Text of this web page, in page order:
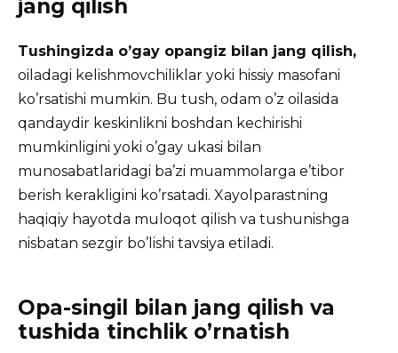
jang qilish
Tushingizda o’gay opangiz bilan jang qilish,
oiladagi kelishmovchiliklar yoki hissiy masofani
ko’rsatishi mumkin. Bu tush, odam o’z oilasida
qandaydir keskinlikni boshdan kechirishi
mumkinligini yoki o’gay ukasi bilan
munosabatlaridagi ba’zi muammolarga e’tibor
berish kerakligini ko’rsatadi. Xayolparastning
haqiqiy hayotda muloqot qilish va tushunishga
nisbatan sezgir bo’lishi tavsiya etiladi.
Opa-singil bilan jang qilish va
tushida tinchlik o’rnatish